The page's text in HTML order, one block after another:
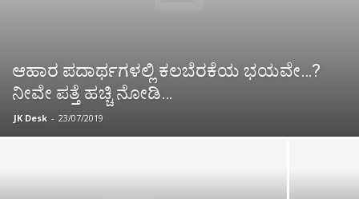
ಆಹಾರ ಪದಾರ್ಥಗಳಲ್ಲಿ ಕಲಬೆರಕೆಯ ಭಯವೇ…?
ನೀವೇ ಪತ್ತೆ ಹಚ್ಚಿ ನೋಡಿ…
JK Desk - 23/07/2019